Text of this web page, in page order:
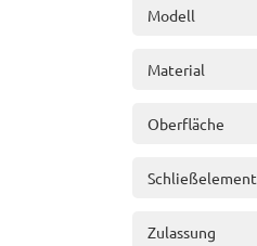
Modell
Material
Oberfläche
Schließelement
Zulassung